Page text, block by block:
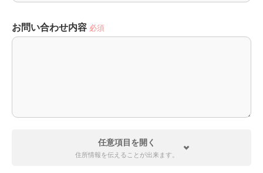
お問い合わせ内容 必須
任意項目を開く
住所情報を伝えることが出来ます。